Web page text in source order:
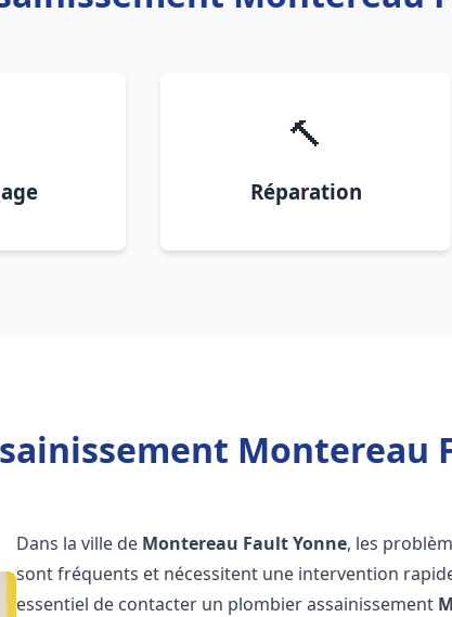
🔨
Réparation
Montereau
Dans la ville de Montereau Fault Yonne, les
sont fréquents et nécessitent une intervention
essentiel de contacter un plombier assainissement